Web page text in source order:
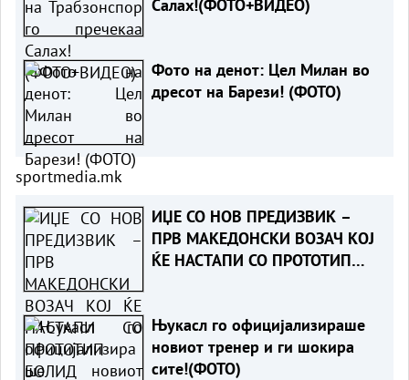
Салах!(ФОТО+ВИДЕО)
Фото на денот: Цел Милан во
дресот на Барези! (ФОТО)
sportmedia.mk
ИЏЕ СО НОВ ПРЕДИЗВИК –
ПРВ МАКЕДОНСКИ ВОЗАЧ КОЈ
ЌЕ НАСТАПИ СО ПРОТОТИП
Њукасл го официјализираше
новиот тренер и ги шокира
сите!(ФОТО)